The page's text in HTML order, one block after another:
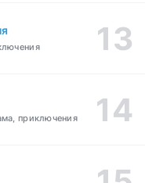
приключения